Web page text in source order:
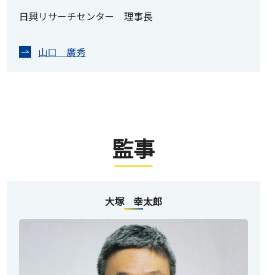
日興リサーチセンター 理事長
山口 廣秀
監事
大塚 幸太郎